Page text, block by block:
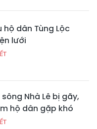
hộ dân Tùng Lộc
lưới
Nhà Lê bị gãy,
hộ dân gặp khó